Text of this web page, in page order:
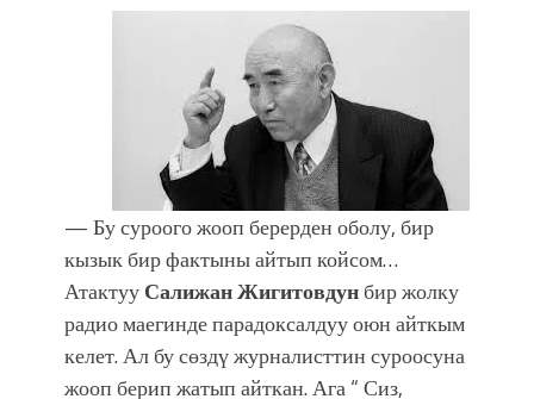
— Бу суроого жооп берерден оболу, бир
кызык бир фактыны айтып койсом…
АтактууСалижан Жигитовдунбир жолку
радио маегинде парадоксалдуу оюн айткым
келет. Ал бу сөздү журналисттин суроосуна
жооп берип жатып айткан. Ага “ Сиз,